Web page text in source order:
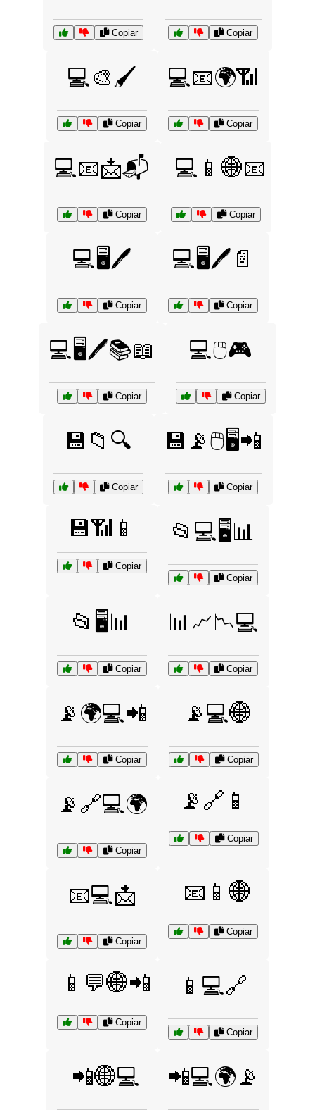
Copiar Copiar
💻🎨🖌️
Copiar
💻📧🌍📶
Copiar
💻📧📩📬
Copiar
💻📱🌐📧
Copiar
💻🖥️🖊️
Copiar
💻🖥️🖊️📄
Copiar
💻🖥️🖊️📚📖
Copiar
💻🖱️🎮
Copiar
💾📁🔍
Copiar
💾📡🖱️🖥️📲
Copiar
💾📶📱
Copiar
📂💻🖥️📊
Copiar
📂🖥️📊
Copiar
📊📈📉💻
Copiar
📡🌍💻📲
Copiar
📡💻🌐
Copiar
📡🔗💻🌍
Copiar
📡🔗📱
Copiar
📧💻📩
Copiar
📧📱🌐
Copiar
📱💬🌐📲
Copiar
📱💻🔗
Copiar
📲🌐💻 📲💻🌍📡